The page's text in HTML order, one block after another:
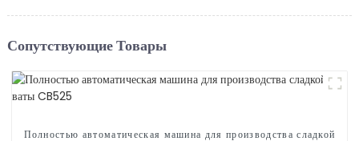
Сопутствующие Товары
Полностью автоматическая машина для производства сладкой